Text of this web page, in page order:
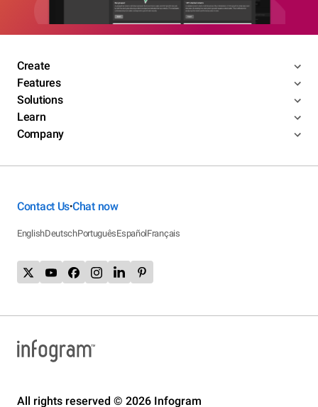
Create
Features
Solutions
Learn
Company
Contact Us•Chat now
EnglishDeutschPortuguêsEspañolFrançais
All rights reserved © 2026 Infogram